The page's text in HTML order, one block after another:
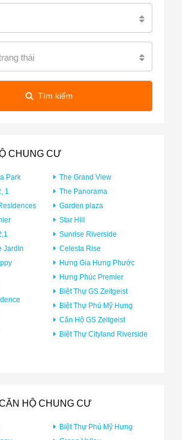
thái
Tìm kiếm
CHUNG CƯ
Park
1
Jardin
The Grand View
The Panorama
Garden plaza
Star Hill
Sunrise Riverside
Celesta Rise
Hưng Gia Hưng Phước
Hưng Phúc Premier
Biệt Thự GS Zeitgeist
Biệt Thự Phú Mỹ Hưng
Căn Hộ GS Zeitgeist
Biệt Thự Cityland Riverside
HỘ CHUNG CƯ
Biệt Thự Phú Mỹ Hưng